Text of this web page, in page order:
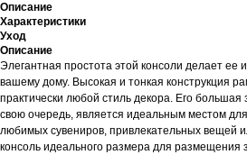
Описание
Характеристики
Уход
Описание
Элегантная простота этой консоли делает
вашему дому. Высокая и тонкая конструкция
практически любой стиль декора. Его большая
свою очередь, является идеальным местом
любимых сувениров, привлекательных вещей
консоль идеального размера для размещения